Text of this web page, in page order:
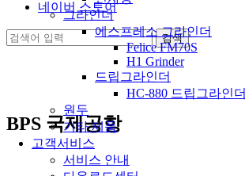
그라인더
에스프레소 그라인더
Felice FM70S
H1 Grinder
드립그라인더
HC-880 드립그라인더
원두
기타 제품
고객서비스
서비스 안내
네이버 스토어
BPS 국제공항